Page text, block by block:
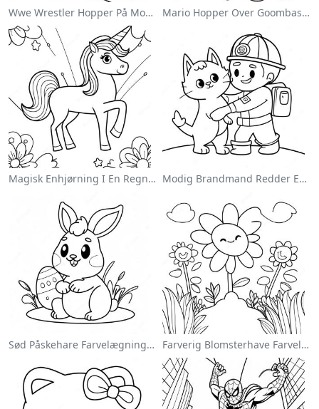
Wwe Wrestler Hopper På Modstander Farvelægningsside Mario Hopper Over Goombas Farvelægningsside
Magisk Enhjørning I En Regnbue Farvelægningsside Modig Brandmand Redder En Kat Farvelægningsside
Sød Påskehare Farvelægningsside Farverig Blomsterhave Farvelægningsside